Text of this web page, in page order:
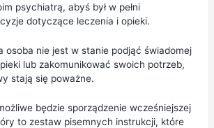
psychiatrą, abyś był w pełni
dotyczące leczenia i opieki.
osoba nie jest w stanie podjąć świadomej
lub zakomunikować swoich potrzeb,
stają się poważne.
będzie sporządzenie wcześniejszej
to zestaw pisemnych instrukcji, które